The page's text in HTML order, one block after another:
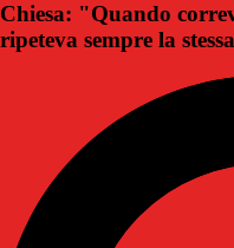
Chiesa: "Quando
ripeteva sempre la